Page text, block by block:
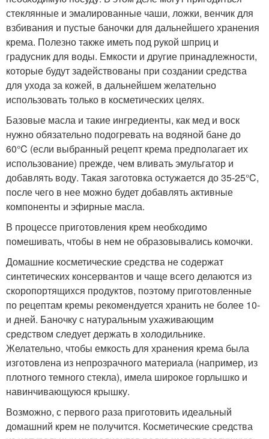
стеклянные и эмалированные чаши, ложки, венчик для
взбивания и пустые баночки для дальнейшего хранения
крема. Полезно также иметь под рукой шприц и
градусник для воды. Емкости и другие принадлежности,
которые будут задействованы при создании средства
для ухода за кожей, в дальнейшем желательно
использовать только в косметических целях.
Базовые масла и такие ингредиенты, как мед и воск
нужно обязательно подогревать на водяной бане до
60°C (если выбранный рецепт крема предполагает их
использование) прежде, чем вливать эмульгатор и
добавлять воду. Такая заготовка остужается до 35-25°C,
после чего в нее можно будет добавлять активные
компоненты и эфирные масла.
В процессе приготовления крем необходимо
помешивать, чтобы в нем не образовывались комочки.
Домашние косметические средства не содержат
синтетических консервантов и чаще всего делаются из
скоропортящихся продуктов, поэтому приготовленные
по рецептам кремы рекомендуется хранить не более 10-
и дней. Баночку с натуральным ухаживающим
средством следует держать в холодильнике.
Желательно, чтобы емкость для хранения крема была
изготовлена из непрозрачного материала (например, из
плотного темного стекла), имела широкое горлышко и
навинчивающуюся крышку.
Возможно, с первого раза приготовить идеальный
домашний крем не получится. Косметические средства